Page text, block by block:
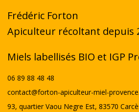
Frédéric Forton
Apiculteur récoltant depuis
Miels labellisés BIO et IGP
06 89 88 48 48
contact@forton-apiculteur-miel-
93, quartier Vaou Negre Est, 83570